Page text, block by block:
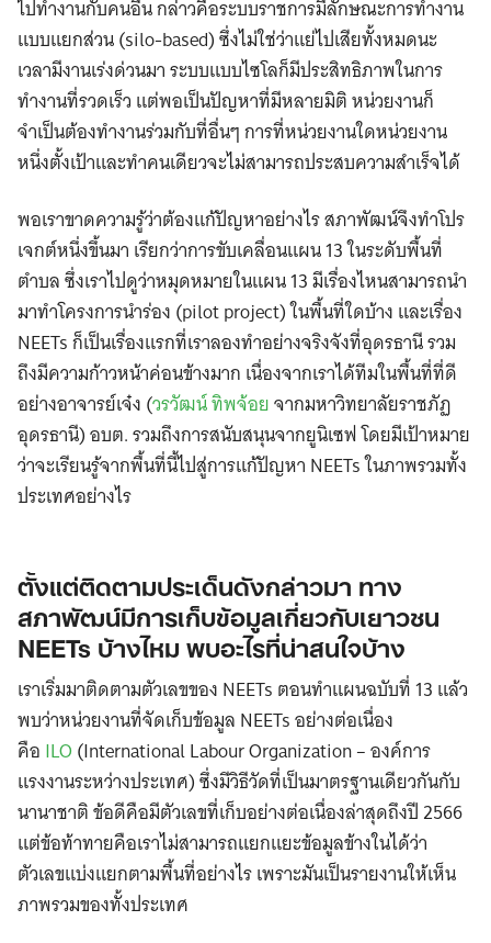
ไปทำงานกับคนอื่น กล่าวคือระบบราชการมีลักษณะการทำงาน
แบบแยกส่วน (silo-based) ซึ่งไม่ใช่ว่าแย่ไปเสียทั้งหมดนะ
เวลามีงานเร่งด่วนมา ระบบแบบไซโลก็มีประสิทธิภาพในการ
ทำงานที่รวดเร็ว แต่พอเป็นปัญหาที่มีหลายมิติ หน่วยงานก็
จำเป็นต้องทำงานร่วมกับที่อื่นๆ การที่หน่วยงานใดหน่วยงาน
หนึ่งตั้งเป้าและทำคนเดียวจะไม่สามารถประสบความสำเร็จได้
พอเราขาดความรู้ว่าต้องแก้ปัญหาอย่างไร สภาพัฒน์จึงทำโปร
เจกต์หนึ่งขึ้นมา เรียกว่าการขับเคลื่อนแผน 13 ในระดับพื้นที่
ตําบล ซึ่งเราไปดูว่าหมุดหมายในแผน 13 มีเรื่องไหนสามารถนำ
มาทำโครงการนำร่อง (pilot project) ในพื้นที่ใดบ้าง และเรื่อง
NEETs ก็เป็นเรื่องแรกที่เราลองทำอย่างจริงจังที่อุดรธานี รวม
ถึงมีความก้าวหน้าค่อนข้างมาก เนื่องจากเราได้ทีมในพื้นที่ที่ดี
อย่างอาจารย์เจ๋ง (วรวัฒน์ ทิพจ้อยจากมหาวิทยาลัยราชภัฏ
อุดรธานี) อบต. รวมถึงการสนับสนุนจากยูนิเซฟ โดยมีเป้าหมาย
ว่าจะเรียนรู้จากพื้นที่นี้ไปสู่การแก้ปัญหา NEETs ในภาพรวมทั้ง
ประเทศอย่างไร
ตั้งแต่ติดตามประเด็นดังกล่าวมา ทาง
สภาพัฒน์มีการเก็บข้อมูลเกี่ยวกับเยาวชน
NEETs บ้างไหม พบอะไรที่น่าสนใจบ้าง
เราเริ่มมาติดตามตัวเลขของ NEETs ตอนทำแผนฉบับที่ 13 แล้ว
พบว่าหน่วยงานที่จัดเก็บข้อมูล NEETs อย่างต่อเนื่อง
คือ ILO (International Labour Organization – องค์การ
แรงงานระหว่างประเทศ) ซึ่งมีวิธีวัดที่เป็นมาตรฐานเดียวกันกับ
นานาชาติ ข้อดีคือมีตัวเลขที่เก็บอย่างต่อเนื่องล่าสุดถึงปี 2566
แต่ข้อท้าทายคือเราไม่สามารถแยกแยะข้อมูลข้างในได้ว่า
ตัวเลขแบ่งแยกตามพื้นที่อย่างไร เพราะมันเป็นรายงานให้เห็น
ภาพรวมของทั้งประเทศ